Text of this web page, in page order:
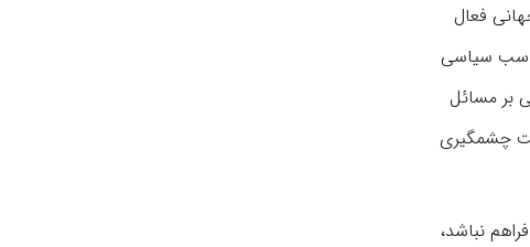
فعال
سیاسی
بر مسائل
چشمگیری
نباشد،